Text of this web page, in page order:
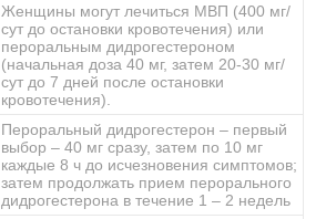
Женщины могут лечиться МВП (400 мг/
сут до остановки кровотечения) или
пероральным дидрогестероном
(начальная доза 40 мг, затем 20-30 мг/
сут до 7 дней после остановки
кровотечения).
Пероральный дидрогестерон – первый
выбор – 40 мг сразу, затем по 10 мг
каждые 8 ч до исчезновения симптомов;
затем продолжать прием перорального
дидрогестерона в течение 1 – 2 недель